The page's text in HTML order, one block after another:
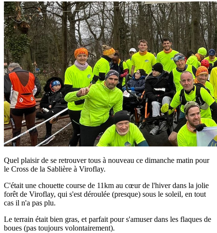
Quel plaisir de se retrouver tous à nouveau ce dimanche matin pour
le Cross de la Sablière à Viroflay.
C'était une chouette course de 11km au cœur de l'hiver dans la jolie
forêt de Viroflay, qui s'est déroulée (presque) sous le soleil, en tout
cas il n'a pas plu.
Le terrain était bien gras, et parfait pour s'amuser dans les flaques de
boues (pas toujours volontairement).